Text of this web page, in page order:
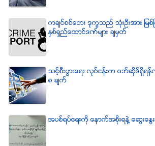
ကခ်င္စစ္ေဘး ဒုကၡသည္ သံုးဦးအား ျမစ္ႀ
ႏွစ္ရွည္ေထာင္ဒဏ္မ်ား ခ်မွတ္
သင့္စီးပြားေရး လုပ္ငန္းက ဝဘ္ဆိုဒ္ရွိ
၈ ခ်က္
အပစ္ရပ္ေရးကို ေနာက္အစိုးရနဲ႔ ေဆြးေႏြ